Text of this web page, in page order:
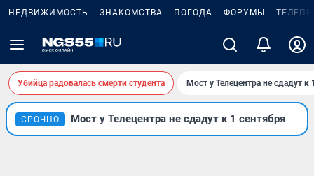
НЕДВИЖИМОСТЬ ЗНАКОМСТВА ПОГОДА ФОРУМЫ
Убийца радовалась смерти студента Мост у Телецентра не сдадут к
СРОЧНО Мост у Телецентра не сдадут к 1 сентября